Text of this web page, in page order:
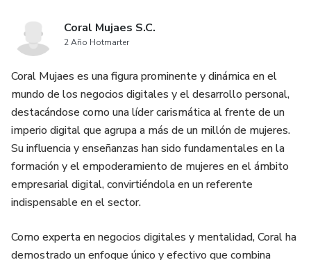
Coral Mujaes S.C.
2 Año Hotmarter
Coral Mujaes es una figura prominente y dinámica en el
mundo de los negocios digitales y el desarrollo personal,
destacándose como una líder carismática al frente de un
imperio digital que agrupa a más de un millón de mujeres.
Su influencia y enseñanzas han sido fundamentales en la
formación y el empoderamiento de mujeres en el ámbito
empresarial digital, convirtiéndola en un referente
indispensable en el sector.
Como experta en negocios digitales y mentalidad, Coral ha
demostrado un enfoque único y efectivo que combina